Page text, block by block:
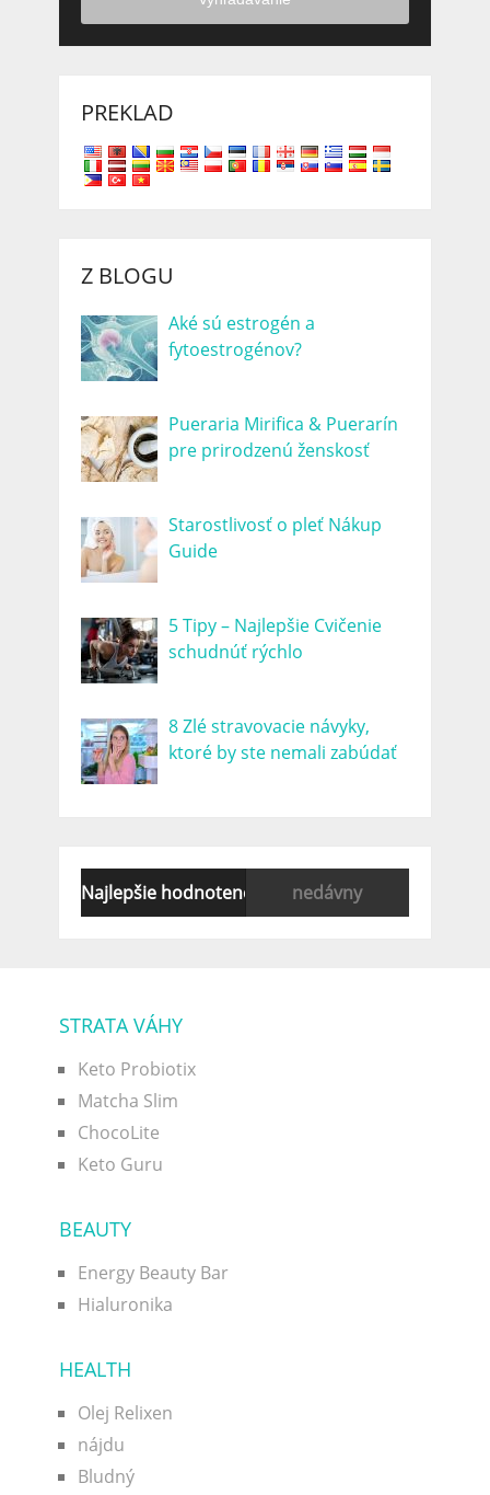
PREKLAD
Z BLOGU
Aké sú estrogén a
fytoestrogénov?
Pueraria Mirifica & Puerarín
pre prirodzenú ženskosť
Starostlivosť o pleť Nákup
Guide
5 Tipy – Najlepšie Cvičenie
schudnúť rýchlo
8 Zlé stravovacie návyky,
ktoré by ste nemali zabúdať
Najlepšie hodnotené nedávny
STRATA VÁHY
Keto Probiotix
Matcha Slim
ChocoLite
Keto Guru
BEAUTY
Energy Beauty Bar
Hialuronika
HEALTH
Olej Relixen
nájdu
Bludný